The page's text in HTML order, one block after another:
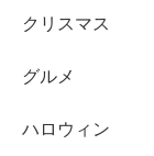
クリスマス
グルメ
ハロウィン